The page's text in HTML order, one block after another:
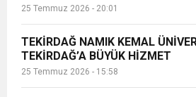
25 Temmuz 2026 - 20:01
TEKİRDAĞ NAMIK KEMAL
TEKİRDAĞ’A BÜYÜK HİZMET
25 Temmuz 2026 - 15:58